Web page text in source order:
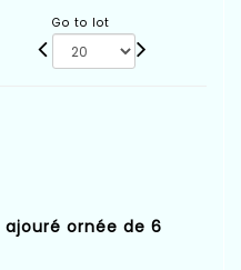
Go to lot
ornée de 6